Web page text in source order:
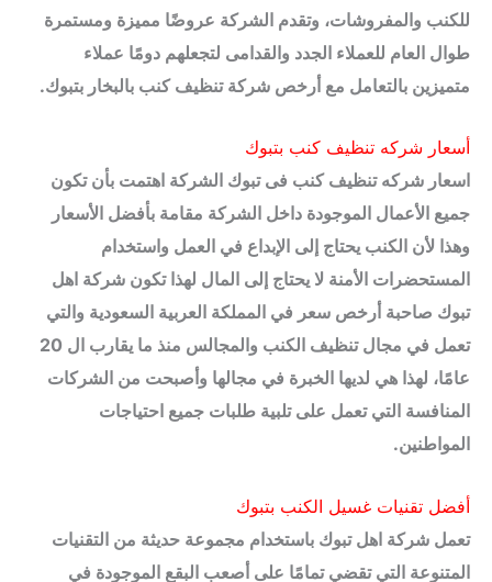
للكنب والمفروشات، وتقدم الشركة عروضًا مميزة ومستمرة
طوال العام للعملاء الجدد والقدامى لتجعلهم دومًا عملاء
متميزين بالتعامل مع أرخص شركة تنظيف كنب بالبخار بتبوك.
أسعار شركه تنظيف كنب بتبوك
اسعار شركه تنظيف كنب فى تبوك الشركة اهتمت بأن تكون
جميع الأعمال الموجودة داخل الشركة مقامة بأفضل الأسعار
وهذا لأن الكنب يحتاج إلى الإبداع في العمل واستخدام
المستحضرات الأمنة لا يحتاج إلى المال لهذا تكون شركة اهل
تبوك صاحبة أرخص سعر في المملكة العربية السعودية والتي
تعمل في مجال تنظيف الكنب والمجالس منذ ما يقارب ال 20
عامًا، لهذا هي لديها الخبرة في مجالها وأصبحت من الشركات
المنافسة التي تعمل على تلبية طلبات جميع احتياجات
المواطنين.
أفضل تقنيات غسيل الكنب بتبوك
تعمل شركة اهل تبوك باستخدام مجموعة حديثة من التقنيات
المتنوعة التي تقضي تمامًا على أصعب البقع الموجودة في